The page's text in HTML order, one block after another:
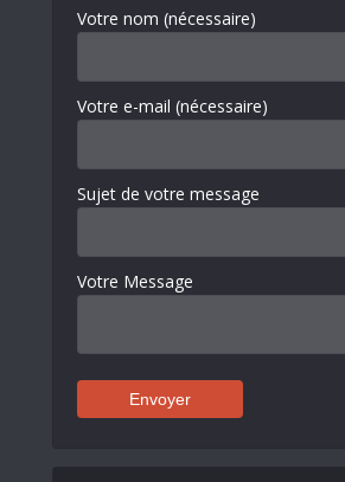
Votre nom (nécessaire)
Votre e-mail (nécessaire)
Sujet de votre message
Votre Message